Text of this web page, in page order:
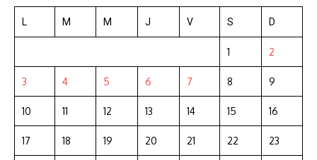
L M M J V S D
1 2
3 4 5 6 7 8 9
10 11 12 13 14 15 16
17 18 19 20 21 22 23